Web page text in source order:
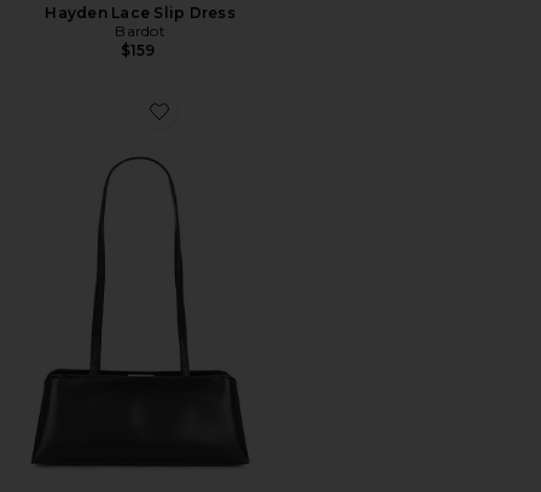
Hayden Lace Slip Dress
Bardot
$159
Favorite Gold Noir Éclair Bag